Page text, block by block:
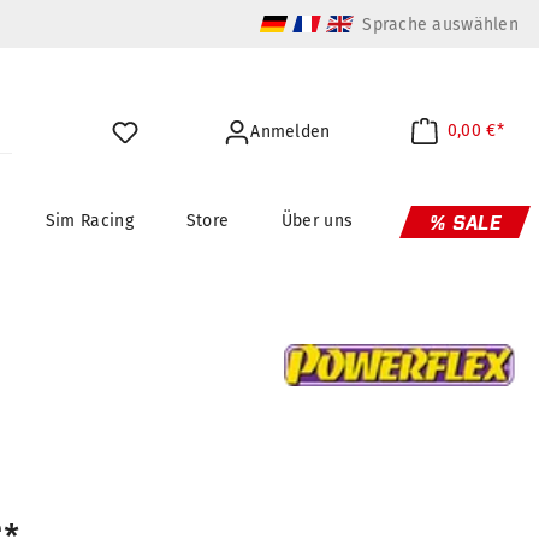
Sprache auswählen
Anmelden 0,00 €*
Sim Racing Store Über uns % SALE